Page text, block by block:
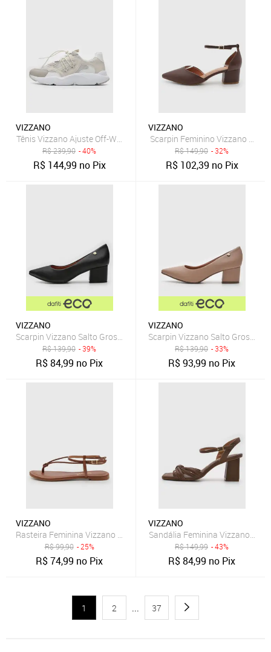
VIZZANO
Tênis Vizzano Ajuste Off-White
R$239,90 - 40%
R$ 144,99 no Pix
VIZZANO
Scarpin Feminino Vizzano
R$149,90 - 32%
R$ 102,39 no Pix
VIZZANO
Scarpin Vizzano Salto Grosso Preto
R$139,90 - 39%
R$84,99 no Pix
VIZZANO
Scarpin Vizzano Salto Grosso
R$139,90 - 33%
R$93,99 no Pix
VIZZANO
Rasteira Feminina Vizzano Tiras Trançadas Marrom
R$99,90 - 25%
R$74,99 no Pix
VIZZANO
Sandália Feminina Vizzano
R$149,99 - 43%
R$84,99 no Pix
1 2 ... 37